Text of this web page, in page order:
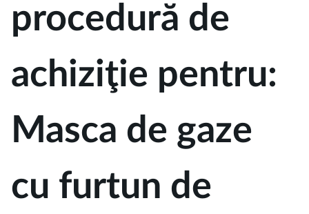
procedură de
achiziţie pentru:
Masca de gaze
cu furtun de